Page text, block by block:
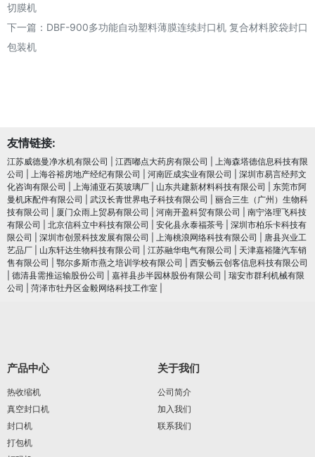
切膜机
下一篇： DBF-900多功能自动塑料薄膜连续封口机 复合材料胶袋封口
包装机
友情链接:
江苏威德曼净水机有限公司 江西嘟点大药房有限公司
上海森塔德信息科技有限
公司
上海谷裕房地产经纪有限公司 河南匠成实业有限公司
深圳市易言经邦文
化咨询有限公司
上海浦亚石英玻璃厂 山东共建新材料科技有限公司
东莞市阿
曼机床配件有限公司
武汉长青世界电子科技有限公司
丽合三生（广州）生物科
技有限公司
厦门众雨上贸易有限公司 河南开盈科贸有限公司
南宁洛理飞科技
有限公司
北京信科立中科技有限公司 安化县永泰福茶号
深圳市柏乐卡科技有
限公司
深圳市创景科技发展有限公司 上海桃浪网络科技有限公司
唐县兴业工
艺品厂
山东轩达生物科技有限公司 江苏融华电气有限公司
天津嘉裕隆汽车销
售有限公司
鄂尔多斯市燕之培训学校有限公司
西安畅云创客信息科技有限公司
德清县需推运输股份公司 嘉祥县步半园林股份有限公司
瑞安市群利机械有限
公司
菏泽市牡丹区金毅网络科技工作室
产品中心
热收缩机
真空封口机
封口机
打包机
关于我们
公司简介
加入我们
联系我们